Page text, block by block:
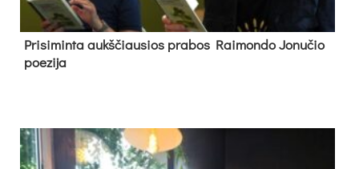
Pri­si­min­ta aukš­čiau­sios pra­bos Rai­mon­do Jo­nu­čio
poe­zi­ja